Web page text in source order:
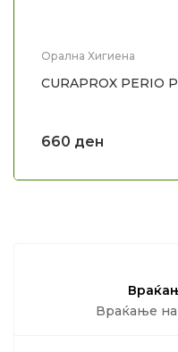
Орална Хигиена
CURAPROX PERIO
660 ден
Враќање